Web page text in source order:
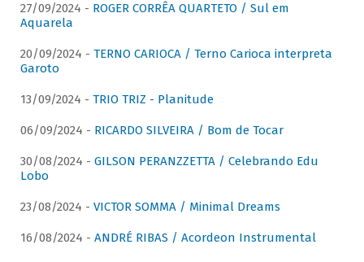
27/09/2024 - ROGER CORRÊA QUARTETO / Sul em
Aquarela
20/09/2024 - TERNO CARIOCA / Terno Carioca interpreta
Garoto
13/09/2024 - TRIO TRIZ - Planitude
06/09/2024 - RICARDO SILVEIRA / Bom de Tocar
30/08/2024 - GILSON PERANZZETTA / Celebrando Edu
Lobo
23/08/2024 - VICTOR SOMMA / Minimal Dreams
16/08/2024 - ANDRÉ RIBAS / Acordeon Instrumental